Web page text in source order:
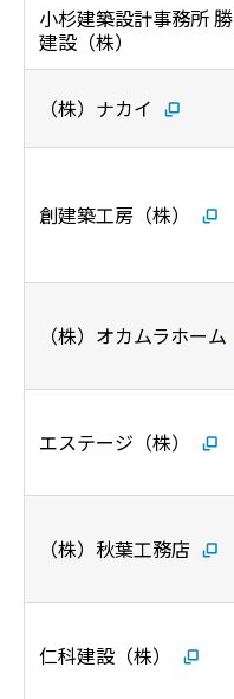
小杉建築設計事務所 勝
建設（株）
（株）ナカイ
創建築工房（株）
（株）オカムラホーム
エステージ（株）
（株）秋葉工務店
仁科建設（株）